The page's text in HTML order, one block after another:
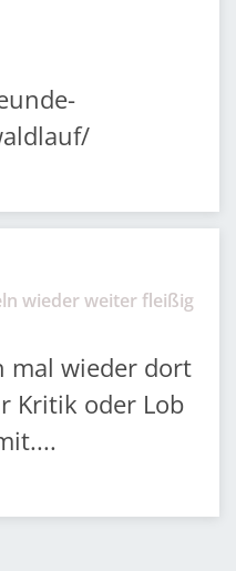
wieder weiter fleißig
mal wieder dort
Kritik oder Lob